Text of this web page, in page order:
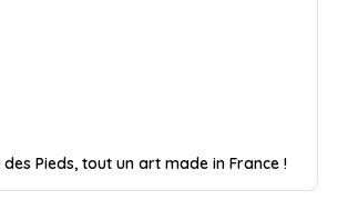
Pieds, tout un art made in France !